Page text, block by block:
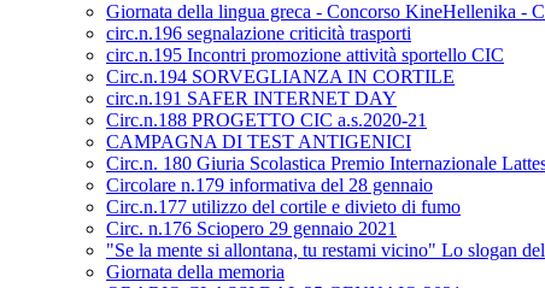
Giornata della lingua greca - Concorso KineHellenika -
circ.n.196 segnalazione criticità trasporti
circ.n.195 Incontri promozione attività sportello CIC
Circ.n.194 SORVEGLIANZA IN CORTILE
circ.n.191 SAFER INTERNET DAY
Circ.n.188 PROGETTO CIC a.s.2020-21
CAMPAGNA DI TEST ANTIGENICI
Circ.n. 180 Giuria Scolastica Premio Internazionale
Circolare n.179 informativa del 28 gennaio
Circ.n.177 utilizzo del cortile e divieto di fumo
Circ. n.176 Sciopero 29 gennaio 2021
"Se la mente si allontana, tu restami vicino" Lo slogan
Giornata della memoria